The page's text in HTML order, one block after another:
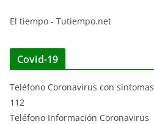
El tiempo - Tutiempo.net
Covid-19
Teléfono Coronavirus con síntomas
112
Teléfono Información Coronavirus